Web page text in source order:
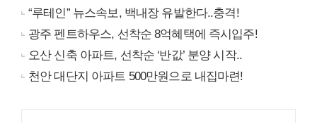
“루테인” 뉴스속보, 백내장 유발한다..충격!
광주 펜트하우스, 선착순 8억혜택에 즉시입주!
오산 신축 아파트, 선착순 ‘반값’ 분양 시작..
천안 대단지 아파트 500만원으로 내집마련!